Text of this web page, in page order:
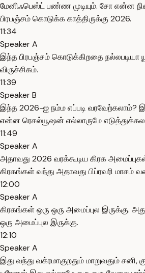
மேனிஃபெஸ்ட் பண்ண முடியும். சோ என்ன
பிரபஞ்சம் கொடுக்க காத்திருக்கு 2026.
11:34
Speaker A
இந்த பிரபஞ்சம் கொடுக்கிறதை
விருச்சிகம்.
11:39
Speaker B
இந்த 2026-ஐ நம்ம எப்படி வரவேற்கலாம்?
என்ன ரெசல்யூஷன் எல்லாருமே
11:49
Speaker A
அதாவது 2026 வரக்கூடிய கிரக
கிரகங்கள் வந்து அதாவது பிப்ரவரி மாசம்
12:00
Speaker A
கிரகங்கள் ஒரு ஒரு அமைப்புல இருக்கு.
ஒரு அமைப்புல இருக்கு.
12:10
Speaker A
இது வந்து வக்ரமாகுறதும் மாறுவதும் சனி,